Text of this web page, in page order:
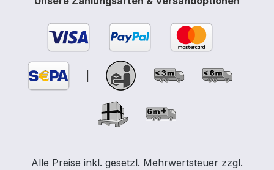
Alle Preise inkl. gesetzl. Mehrwertsteuer zzgl.